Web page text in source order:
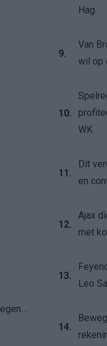
Hag
9.
Van
wil op
10.
WK
11.
Dit
en
12.
Ajax
met
13.
Leo
14.